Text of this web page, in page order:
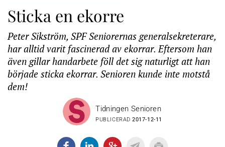
Sticka en ekorre
Peter Sikström, SPF Seniorernas generalsekreterare,
har alltid varit fascinerad av ekorrar. Eftersom han
även gillar handarbete föll det sig naturligt att han
började sticka ekorrar. Senioren kunde inte motstå
dem!
Tidningen Senioren
PUBLICERAD2017-12-11